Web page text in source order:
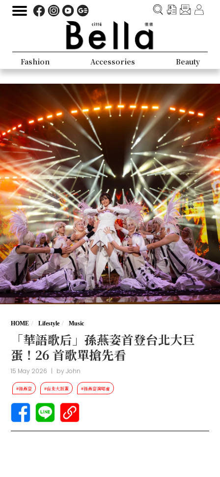
Fashion Accessories Beauty
HOME Lifestyle Music
「華語歌后」孫燕姿首登台北大巨
蛋！26 首歌單搶先看
15 May 2026 | byJohn
#孫燕姿 #台北大巨蛋 #孫燕姿演唱會